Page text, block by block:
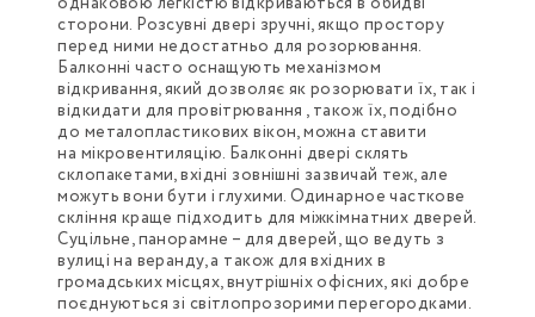
сторони. Розсувні двері зручні, якщо простору
перед ними недостатньо для розорювання.
Балконні часто оснащують механізмом
відкривання, який дозволяє як розорювати їх, так і
відкидати для провітрювання , також їх, подібно
до металопластикових вікон, можна ставити
на мікровентиляцію. Балконні двері склять
склопакетами, вхідні зовнішні зазвичай теж, але
можуть вони бути і глухими. Одинарное часткове
скління краще підходить для міжкімнатних дверей.
Суцільне, панорамне – для дверей, що ведуть з
вулиці на веранду, а також для вхідних в
громадських місцях, внутрішніх офісних, які добре
поєднуються зі світлопрозорими перегородками.